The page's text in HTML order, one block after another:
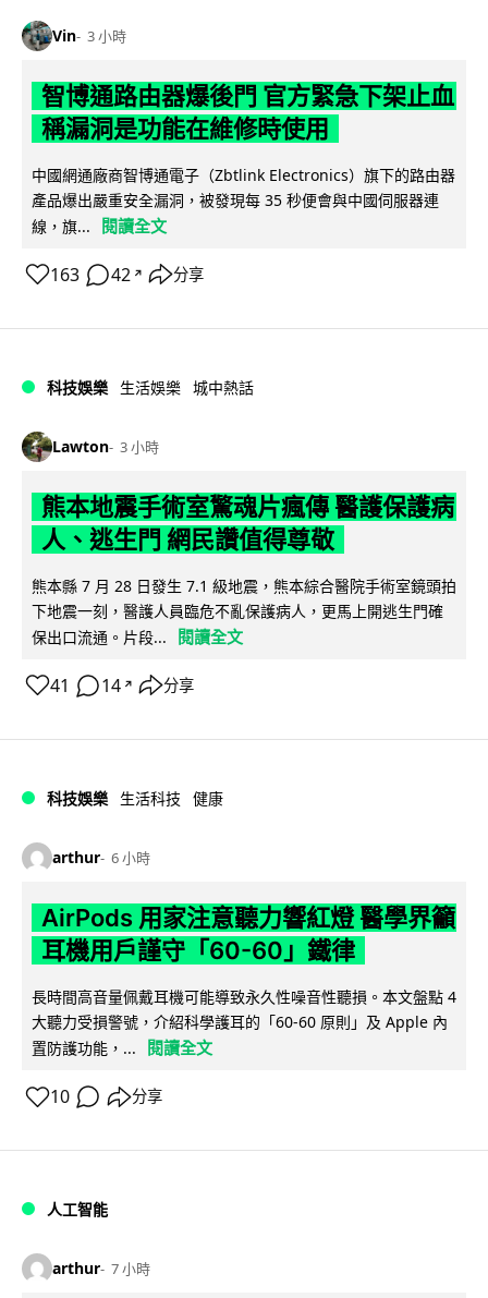
Vin 3 小時
智博通路由器爆後門 官方緊急下架止血
稱漏洞是功能在維修時使用
中國網通廠商智博通電子（Zbtlink Electronics）旗下的路由器
產品爆出嚴重安全漏洞，被發現每 35 秒便會與中國伺服器連
線，旗...
閱讀全文
163 42 ↗ 分享
科技娛樂 生活娛樂 城中熱話
Lawton 3 小時
熊本地震手術室驚魂片瘋傳 醫護保護病
人、逃生門 網民讚值得尊敬
熊本縣 7 月 28 日發生 7.1 級地震，熊本綜合醫院手術室鏡頭拍
下地震一刻，醫護人員臨危不亂保護病人，更馬上開逃生門確
保出口流通。片段...
閱讀全文
41 14 ↗ 分享
科技娛樂 生活科技 健康
arthur 6 小時
AirPods 用家注意聽力響紅燈 醫學界籲
耳機用戶謹守「60-60」鐵律
長時間高音量佩戴耳機可能導致永久性噪音性聽損。本文盤點 4
大聽力受損警號，介紹科學護耳的「60-60 原則」及 Apple 內
置防護功能，...
閱讀全文
10 分享
人工智能
arthur 7 小時